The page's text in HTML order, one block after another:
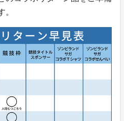
。